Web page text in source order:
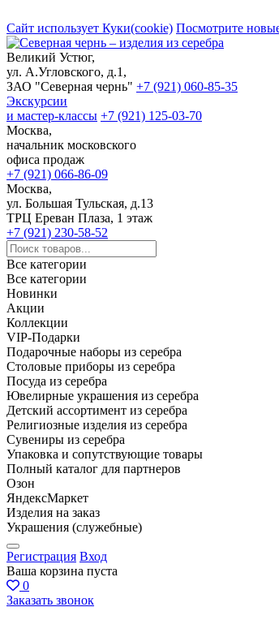
Сайт использует Куки(cookie) Посмотрите
Великий Устюг,
ул. А.Угловского, д.1,
ЗАО "Северная чернь" +7 (921) 060-85-35
Экскурсии
и мастер-классы +7 (921) 125-03-70
Москва,
начальник московского
офиса продаж
+7 (921) 066-86-09
Москва,
ул. Большая Тульская, д.13
ТРЦ Ереван Плаза, 1 этаж
+7 (921) 230-58-52
Все категории
Все категории
Новинки
Акции
Коллекции
VIP-Подарки
Подарочные наборы из серебра
Столовые приборы из серебра
Посуда из серебра
Ювелирные украшения из серебра
Детский ассортимент из серебра
Религиозные изделия из серебра
Сувениры из серебра
Упаковка и сопутствующие товары
Полный каталог для партнеров
Озон
ЯндексМаркет
Изделия на заказ
Украшения (служебные)
Регистрация Вход
Ваша корзина пуста
0
Заказать звонок